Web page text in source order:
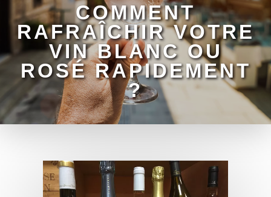
COMMENT
RAFRAÎCHIR VOTRE
VIN BLANC OU
ROSÉ RAPIDEMENT
?